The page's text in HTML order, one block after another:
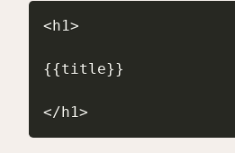
<h1>
{{title}}
</h1>